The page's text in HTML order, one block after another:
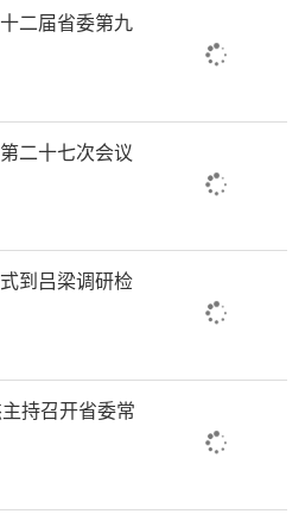
列。数字技术重塑传统
间的信息对接、服务协
同发力
，是让无论城市居民还
宜居的环境、完善的服
“各美其美、美美与
人可以在乡村享受到近
市之外拥有诗意的栖
27.3亿元用于乡村建
二届省委第九
二十七次会议
到吕梁调研检
持召开省委常